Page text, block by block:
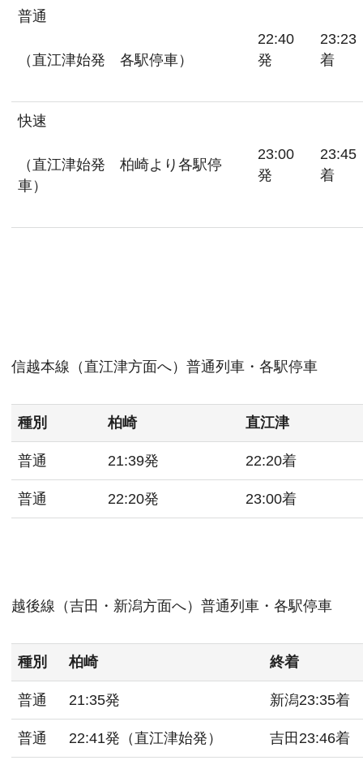
普通
（直江津始発 各駅停車）
22:40
発
23:23
着
快速
（直江津始発 柏崎より各駅停
車）
23:00
発
23:45
着
信越本線（直江津方面へ）普通列車・各駅停車
種別 柏崎 直江津
普通 21:39発 22:20着
普通 22:20発 23:00着
越後線（吉田・新潟方面へ）普通列車・各駅停車
種別 柏崎 終着
普通 21:35発 新潟23:35着
普通 22:41発（直江津始発） 吉田23:46着